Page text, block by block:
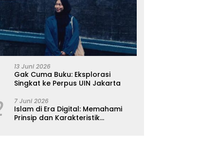
13 Juni 2026
Gak Cuma Buku: Eksplorasi
Singkat ke Perpus UIN Jakarta
7 Juni 2026
Islam di Era Digital: Memahami
Prinsip dan Karakteristik